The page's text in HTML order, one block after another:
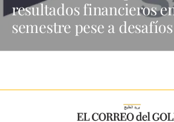
resultados financieros
semestre pese a desafíos